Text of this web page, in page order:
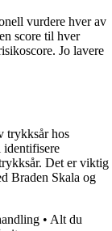
vurdere hver av
score til hver
Jo lavere
trykksår hos
identifisere
Det er viktig
Braden Skala og
• Alt du